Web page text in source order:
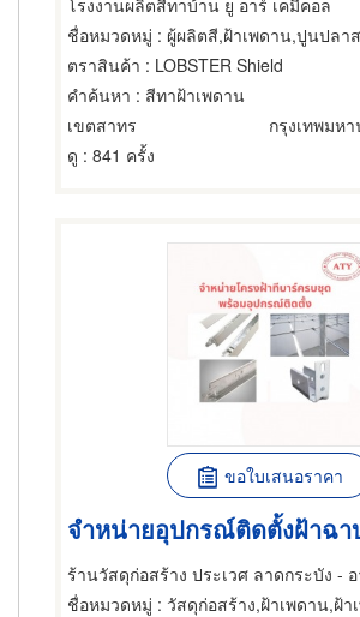
โรงงานผลิตสีทาบ้าน ยู อาร์ เคมีคอล
ชื่อหมวดหมู่ : ผู้ผลิตสี,ฝ้าเพดาน,ปูนปลาสเตอร์-อุปกรณ์และเครื่
ตราสินค้า : LOBSTER Shield
คำค้นหา : สีทาฝ้าเพดาน
เขตสาทร
กรุงเทพมห
ดู : 841 ครั้ง
ขอใบเสนอราคา
จำหน่ายอุปกรณ์ติดตั้งฝ้าฉา
ชื่อหมวดหมู่ : วัสดุก่อสร้าง,ฝ้าเพดาน,ฝ้า